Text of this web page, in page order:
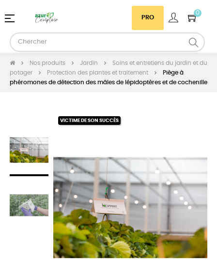
PRO
0
Basculer
navigation
☰
Nos produits Jardin
Soins et entretiens du jardin et du
potager
Protection des plantes et traitement
Piège à
phéromones de détection des mâles de lépidoptères et de cochenille
VICTIME DE SON SUCCÈS